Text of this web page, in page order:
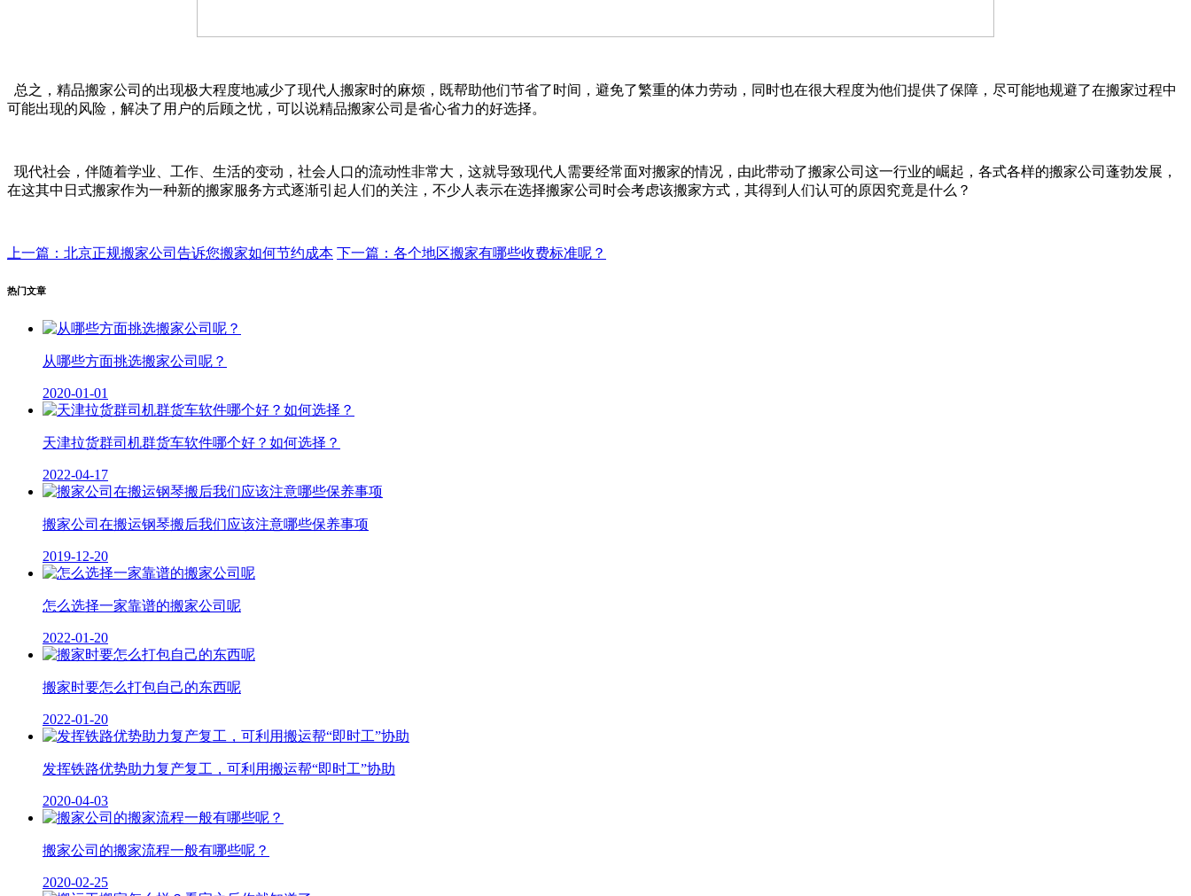
总之，精品搬家公司的出现极大程度地减少了现代人搬家时的麻烦，既帮助他们节省了时间，避免了繁重的体力劳动，同时也在很大程度为他们提供了保障，尽可能地规避了在搬家过程中
可能出现的风险，解决了用户的后顾之忧，可以说精品搬家公司是省心省力的好选择。
现代社会，伴随着学业、工作、生活的变动，社会人口的流动性非常大，这就导致现代人需要经常面对搬家的情况，由此带动了搬家公司这一行业的崛起，各式各样的搬家公司蓬勃发展，
在这其中日式搬家作为一种新的搬家服务方式逐渐引起人们的关注，不少人表示在选择搬家公司时会考虑该搬家方式，其得到人们认可的原因究竟是什么？
上一篇：北京正规搬家公司告诉您搬家如何节约成本 下一篇：各个地区搬家有哪些收费标准呢？
热门文章
从哪些方面挑选搬家公司呢？
2020-01-01
天津拉货群司机群货车软件哪个好？如何选择？
2022-04-17
搬家公司在搬运钢琴搬后我们应该注意哪些保养事项
2019-12-20
怎么选择一家靠谱的搬家公司呢
2022-01-20
搬家时要怎么打包自己的东西呢
2022-01-20
发挥铁路优势助力复产复工，可利用搬运帮“即时工”协助
2020-04-03
搬家公司的搬家流程一般有哪些呢？
2020-02-25